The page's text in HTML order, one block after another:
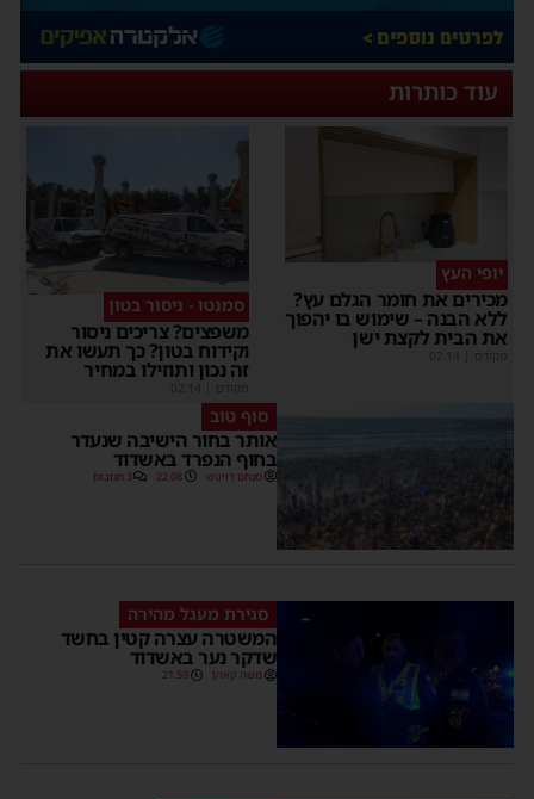
עוד כותרות
יופי העץ
מכירים את חומר הגלם עץ?
ללא הבנה – שימוש בו יהפוך
את הבית לקצת ישן
סמנטו - ניסור בטון
משפצים? צריכים ניסור
וקידוח בטון? כך תעשו את
זה נכון ותוזילו במחיר
סוף טוב
אותר בחור הישיבה שנעדר
בחוף הנפרד באשדוד
מנחם דויטש 22:08 3 תגובות
סגירת מעגל מהירה
המשטרה עצרה קטין בחשד
שדקר נער באשדוד
משה קאהן 21:59